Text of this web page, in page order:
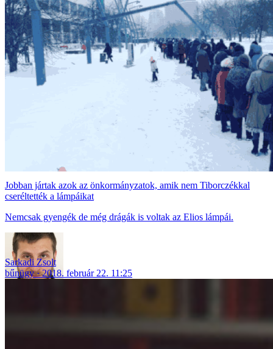
Jobban jártak azok az önkormányzatok, amik nem Tiborczékkal
cseréltették a lámpáikat
Nemcsak gyengék de még drágák is voltak az Elios lámpái.
Sarkadi Zsolt
bűnügy
2018. február 22. 11:25